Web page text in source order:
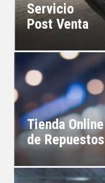
Servicio
Post Venta
Tienda Online
de Repuestos